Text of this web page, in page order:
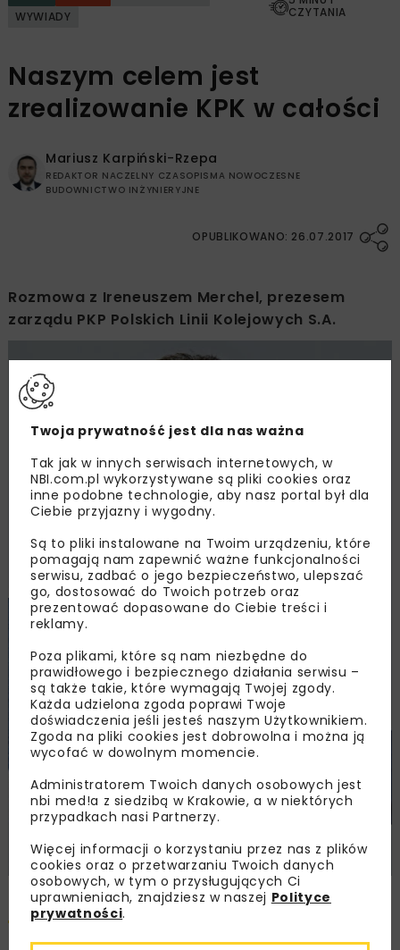
WYWIADY
CZYTANIA
Naszym celem jest
zrealizowanie KPK w całości
Mariusz Karpiński-Rzepa
REDAKTOR NACZELNY CZASOPISMA NOWOCZESNE
BUDOWNICTWO INŻYNIERYJNE
OPUBLIKOWANO: 26.07.2017
Rozmowa z Ireneuszem Merchel, prezesem
zarządu PKP Polskich Linii Kolejowych S.A.
Pobierz artykuł PDF
Twoja prywatność jest dla nas ważna
Tak jak w innych serwisach internetowych, w
NBI.com.pl wykorzystywane są pliki cookies oraz
inne podobne technologie, aby nasz portal był dla
Ciebie przyjazny i wygodny.
Są to pliki instalowane na Twoim urządzeniu, które
pomagają nam zapewnić ważne funkcjonalności
serwisu, zadbać o jego bezpieczeństwo, ulepszać
go, dostosować do Twoich potrzeb oraz
prezentować dopasowane do Ciebie treści i
reklamy.
Poza plikami, które są nam niezbędne do
prawidłowego i bezpiecznego działania serwisu –
są także takie, które wymagają Twojej zgody.
Każda udzielona zgoda poprawi Twoje
doświadczenia jeśli jesteś naszym Użytkownikiem.
Zgoda na pliki cookies jest dobrowolna i można ją
wycofać w dowolnym momencie.
Administratorem Twoich danych osobowych jest
nbi med!a z siedzibą w Krakowie, a w niektórych
przypadkach nasi Partnerzy.
Więcej informacji o korzystaniu przez nas z plików
cookies oraz o przetwarzaniu Twoich danych
osobowych, w tym o przysługujących Ci
uprawnieniach, znajdziesz w naszej Polityce
prywatności.